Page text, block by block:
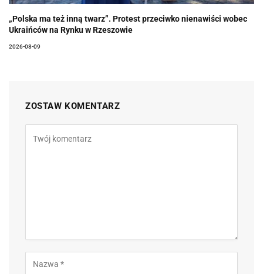
„Polska ma też inną twarz”. Protest przeciwko nienawiści wobec
Ukraińców na Rynku w Rzeszowie
2026-08-09
ZOSTAW KOMENTARZ